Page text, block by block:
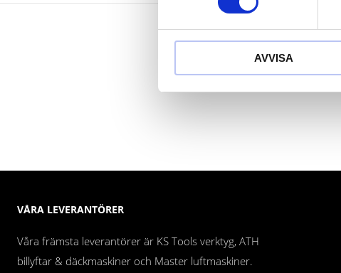
AVVISA
VÅRA LEVERANTÖRER
Våra främsta leverantörer är KS Tools verktyg, ATH
billyftar & däckmaskiner och Master luftmaskiner.